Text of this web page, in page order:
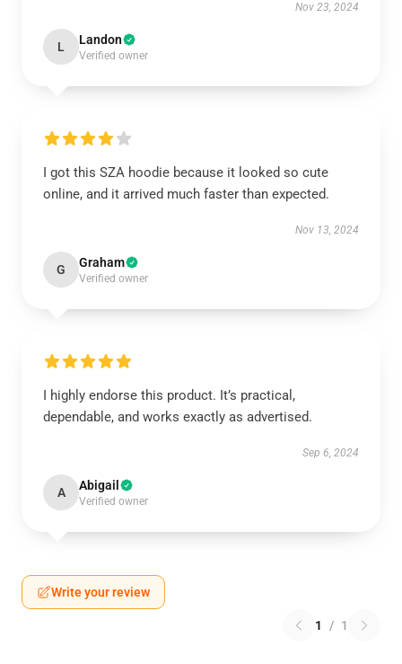
Nov 23, 2024
L Landon
Verified owner
I got this SZA hoodie because it looked so cute
online, and it arrived much faster than expected.
Nov 13, 2024
G Graham
Verified owner
I highly endorse this product. It’s practical,
dependable, and works exactly as advertised.
Sep 6, 2024
A Abigail
Verified owner
Write your review
1 / 1